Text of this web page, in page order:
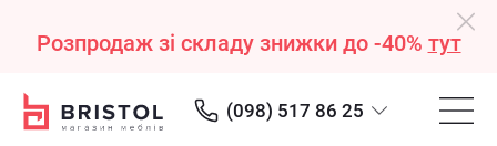
Розпродаж зі складу знижки до -40% тут
(098) 517 86 25